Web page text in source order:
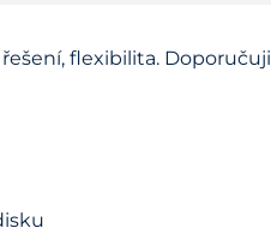
flexibilita.